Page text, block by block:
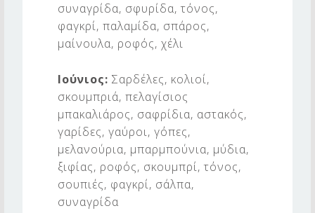
συναγρίδα, σφυρίδα, τόνος,
φαγκρί, παλαμίδα, σπάρος,
μαίνουλα, ροφός, χέλι
Ιούνιος:Σαρδέλες, κολιοί,
σκουμπριά, πελαγίσιος
μπακαλιάρος, σαφρίδια, αστακός,
γαρίδες, γαύροι, γόπες,
μελανούρια, μπαρμπούνια, μύδια,
ξιφίας, ροφός, σκουμπρί, τόνος,
σουπιές, φαγκρί, σάλπα,
συναγρίδα